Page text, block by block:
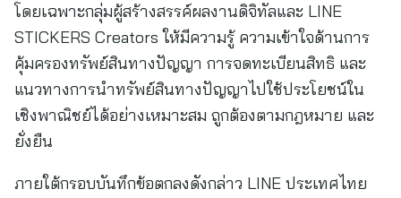
โดยเฉพาะกลุ่มผู้สร้างสรรค์ผลงานดิจิทัลและ LINE
STICKERS Creators ให้มีความรู้ ความเข้าใจด้านการ
คุ้มครองทรัพย์สินทางปัญญา การจดทะเบียนสิทธิ และ
แนวทางการนำทรัพย์สินทางปัญญาไปใช้ประโยชน์ใน
เชิงพาณิชย์ได้อย่างเหมาะสม ถูกต้องตามกฎหมาย และ
ยั่งยืน
ภายใต้กรอบบันทึกข้อตกลงดังกล่าว LINE ประเทศไทย